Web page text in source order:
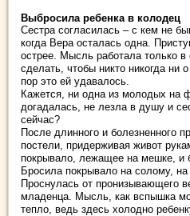
Выбросила ребенка в колодец
Сестра согласилась – с кем не
когда Вера осталась одна.
острее. Мысль работала только
сделать, чтобы никто никогда ни
пор это ей удавалось.
Кажется, ни одна из молодых на
догадалась, не лезла в душу и
сейчас?
После длинного и болезненного
постели, придерживая живот
покрывало, лежащее на мешке, и
Бросила покрывало на солому,
Проснулась от пронизывающего
младенца. Мысль, как вспышка
тепло, ведь здесь холодно